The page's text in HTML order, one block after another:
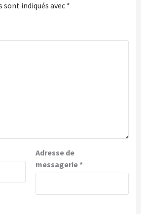
indiqués avec *
Adresse de
messagerie*